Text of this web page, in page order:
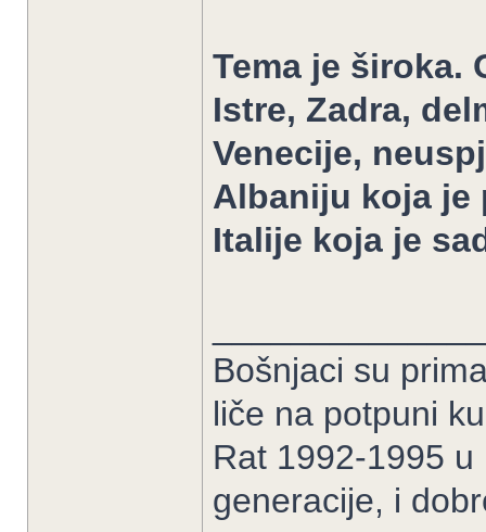
Tema je široka.
Istre, Zadra,
Venecije,
Albaniju koja je
Italije koja je
Bošnjaci su
liče na potpuni
Rat 1992-1995
generacije, i